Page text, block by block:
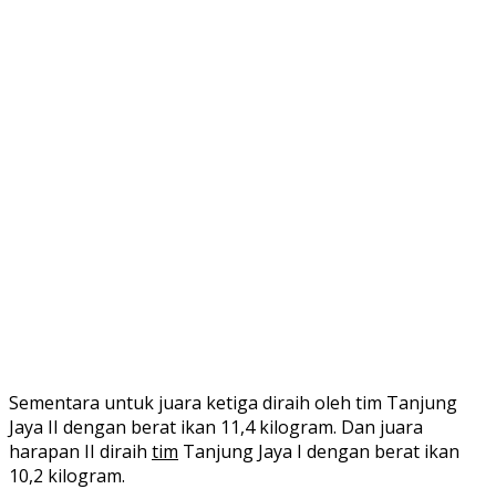
Sementara untuk juara ketiga diraih oleh tim Tanjung
Jaya II dengan berat ikan 11,4 kilogram. Dan juara
harapan II diraih tim Tanjung Jaya I dengan berat ikan
10,2 kilogram.